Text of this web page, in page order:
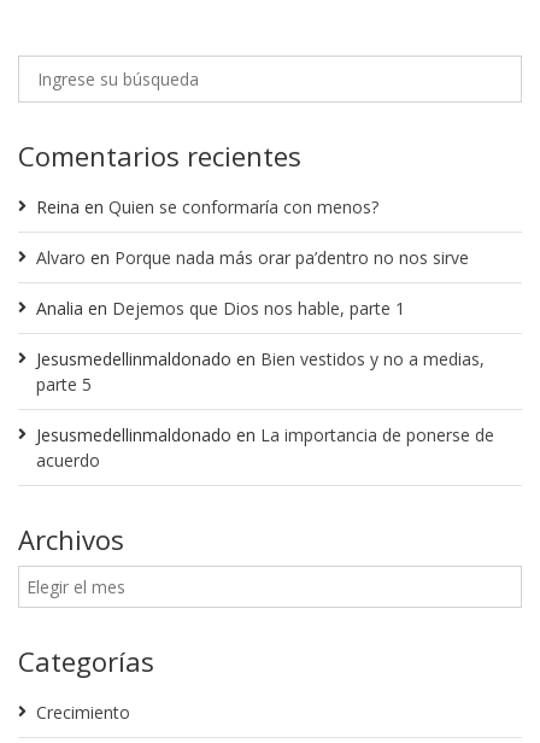
Comentarios recientes
Reina en Quien se conformaría con menos?
Alvaro en Porque nada más orar pa’dentro no nos sirve
Analia en Dejemos que Dios nos hable, parte 1
Jesusmedellinmaldonado en Bien vestidos y no a medias,
parte 5
Jesusmedellinmaldonado en La importancia de ponerse de
acuerdo
Archivos
Categorías
Crecimiento